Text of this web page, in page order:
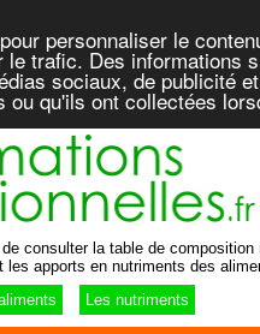
personnaliser le
trafic. Des informations
sociaux, de publicité
ou qu'ils ont collectées
consulter la table de
apports en nutriments des
Les nutriments